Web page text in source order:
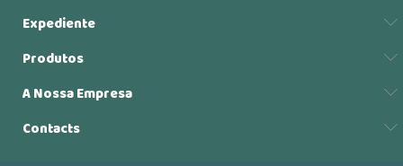
Expediente
Produtos
A Nossa Empresa
Contacts